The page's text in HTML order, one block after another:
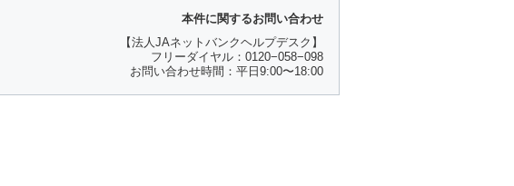
本件に関するお問い合わせ
【法人JAネットバンクヘルプデスク】
フリーダイヤル：0120−058−098
お問い合わせ時間：平日9:00〜18:00